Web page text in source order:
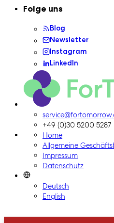
Folge uns
Blog
Newsletter
Instagram
LinkedIn
ForTomorrow-Logo, zur
+49 (0)30 5200 5287
Home
Allgemeine
Impressum
Datenschutz
Deutsch
English